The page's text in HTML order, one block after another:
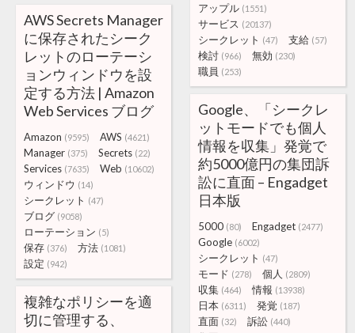
アップル (1551)
サービス (20137)
シークレット (47) 支給 (57)
検討 (966) 無効 (230)
職員 (253)
AWS Secrets Manager
に保存されたシーク
レットのローテーシ
ョンウィンドウを設
定する方法 | Amazon
Web Services ブログ
Amazon (9595) AWS (4621)
Manager (375) Secrets (22)
Services (7635) Web (10602)
ウィンドウ (14)
シークレット (47)
ブログ (9058)
ローテーション (5)
保存 (376) 方法 (1081)
設定 (942)
Google、「シークレ
ットモードでも個人
情報を収集」発覚で
約5000億円の集団訴
訟に直面 – Engadget
日本版
5000 (80) Engadget (2477)
Google (6002)
シークレット (47)
モード (278) 個人 (2809)
収集 (464) 情報 (13938)
日本 (6311) 発覚 (187)
直面 (32) 訴訟 (440)
複雑なポリシーを適
切に管理する、